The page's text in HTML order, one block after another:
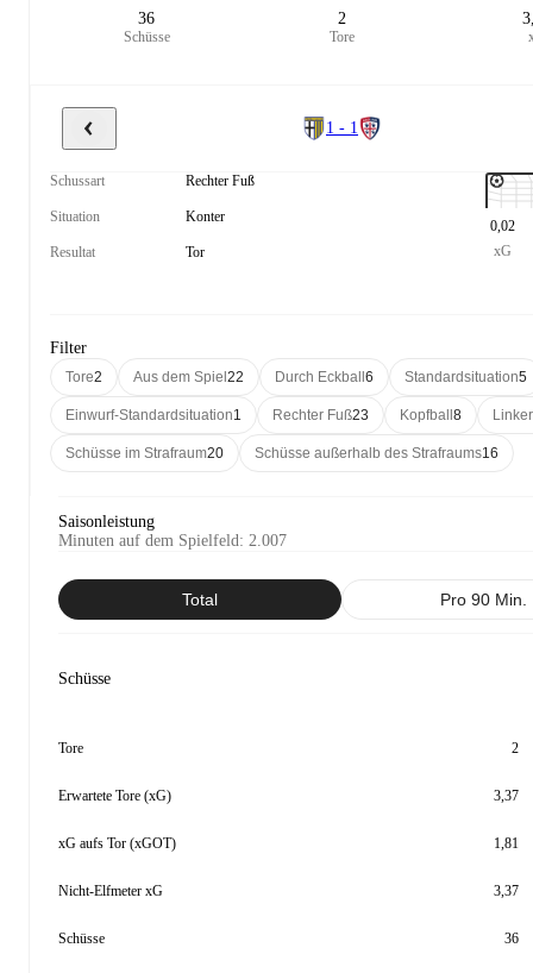
36
Schüsse
2
Tore
1 - 1
Schussart Rechter Fuß
Situation Konter
Resultat Tor
0,02
xG
Filter
Tore2 Aus dem Spiel 22 Durch Eckball 6 Standardsituation5
Einwurf-Standardsituation1 Rechter Fuß23 Kopfball 8
Schüsse im Strafraum20 Schüsse außerhalb des Strafraums16
Saisonleistung
Minuten auf dem Spielfeld: 2.007
Total Pro 90 Min.
Schüsse
Tore 2
Erwartete Tore (xG) 3,37
xG aufs Tor (xGOT) 1,81
Nicht-Elfmeter xG 3,37
Schüsse 36